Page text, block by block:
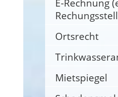
E-Rechnung
Ortsrecht
Mietspiegel